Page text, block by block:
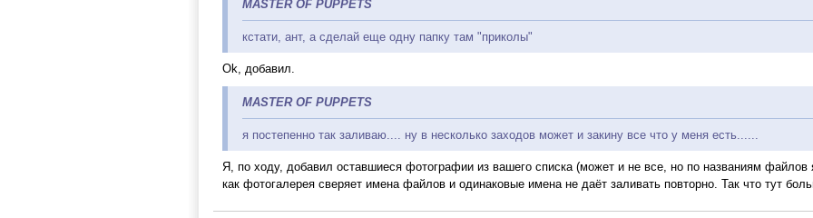
MASTER OF PUPPETS
кстати, ант, а сделай еще одну папку там "приколы"
Ok, добавил.
MASTER OF PUPPETS
я постепенно так заливаю.... ну в несколько заходов может и закину все что у меня есть......
Я, по ходу, добавил оставшиеся фотографии из вашего списка (может и не все, но по названиям
как фотогалерея сверяет имена файлов и одинаковые имена не даёт заливать повторно. Так что тут